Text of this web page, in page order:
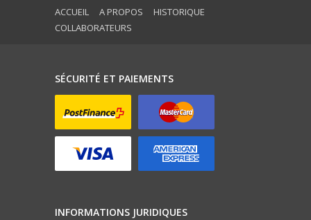
ACCUEIL A PROPOS
HISTORIQUE
COLLABORATEURS
SÉCURITÉ ET PAIEMENTS
INFORMATIONS JURIDIQUES